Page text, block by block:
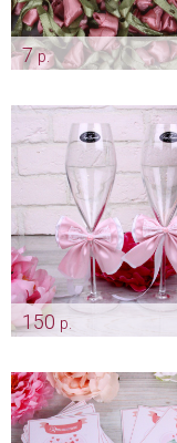
7р.
Арт: ukr_0042
150 р.
свадьбу
Арт: bok_0042